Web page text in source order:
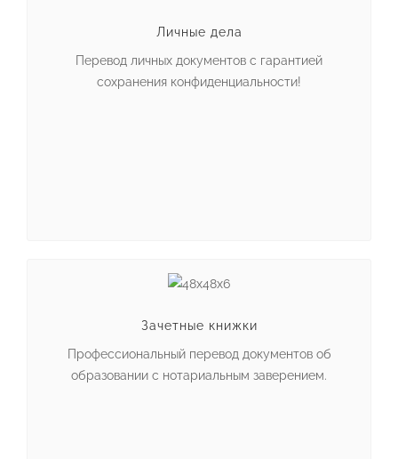
Личные дела
Перевод личных документов с гарантией
сохранения конфиденциальности!
Зачетные книжки
Профессиональный перевод документов об
образовании с нотариальным заверением.